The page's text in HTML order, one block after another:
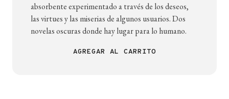
absorbente experimentado a través de los deseos,
las virtues y las miserias de algunos usuarios. Dos
novelas oscuras donde hay lugar para lo humano.
AGREGAR AL CARRITO